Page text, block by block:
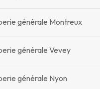
générale Montreux
générale Vevey
générale Nyon